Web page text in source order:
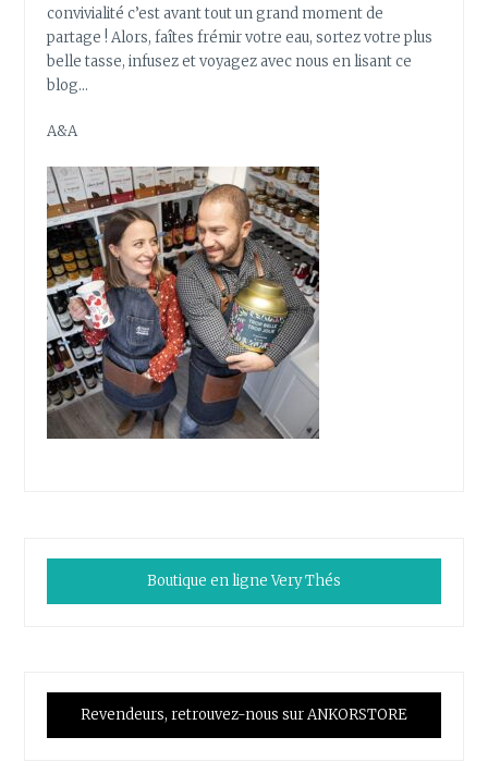
convivialité c’est avant tout un grand moment de
partage ! Alors, faîtes frémir votre eau, sortez votre plus
belle tasse, infusez et voyagez avec nous en lisant ce
blog…
A&A
Boutique en ligne Very Thés
Revendeurs, retrouvez-nous sur ANKORSTORE